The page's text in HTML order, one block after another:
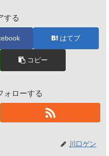
する
はてブ
コピー
ォローする
川口ゲン